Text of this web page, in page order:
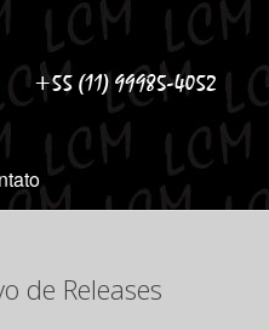
de Releases